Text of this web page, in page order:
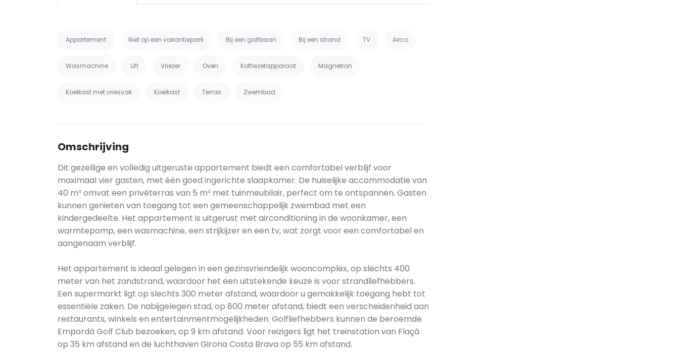
Appartement Niet op een vakantiepark Bij een golfbaan Bij een strand TV Airco
Wasmachine Lift Vriezer Oven Koffiezetapparaat Magnetron
Koelkast met vriesvak Koelkast Terras Zwembad
Omschrijving
Dit gezellige en volledig uitgeruste appartement biedt een comfortabel verblijf voor
maximaal vier gasten, met één goed ingerichte slaapkamer. De huiselijke accommodatie van
40 m² omvat een privéterras van 5 m² met tuinmeubilair, perfect om te ontspannen. Gasten
kunnen genieten van toegang tot een gemeenschappelijk zwembad met een
kindergedeelte. Het appartement is uitgerust met airconditioning in de woonkamer, een
warmtepomp, een wasmachine, een strijkijzer en een tv, wat zorgt voor een comfortabel en
aangenaam verblijf.
Het appartement is ideaal gelegen in een gezinsvriendelijk wooncomplex, op slechts 400
meter van het zandstrand, waardoor het een uitstekende keuze is voor strandliefhebbers.
Een supermarkt ligt op slechts 300 meter afstand, waardoor u gemakkelijk toegang hebt tot
essentiële zaken. De nabijgelegen stad, op 800 meter afstand, biedt een verscheidenheid aan
restaurants, winkels en entertainmentmogelijkheden. Golfliefhebbers kunnen de beroemde
Empordà Golf Club bezoeken, op 9 km afstand. Voor reizigers ligt het treinstation van Flaçà
op 35 km afstand en de luchthaven Girona Costa Brava op 55 km afstand.